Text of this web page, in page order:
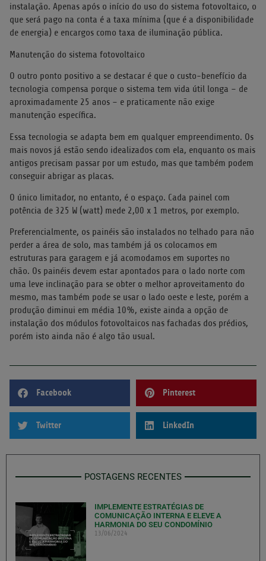
instalação. Apenas após o início do uso do sistema fotovoltaico, o
que será pago na conta é a taxa mínima (que é a disponibilidade
de energia) e encargos como taxa de iluminação pública.
Manutenção do sistema fotovoltaico
O outro ponto positivo a se destacar é que o custo-benefício da
tecnologia compensa porque o sistema tem vida útil longa – de
aproximadamente 25 anos – e praticamente não exige
manutenção específica.
Essa tecnologia se adapta bem em qualquer empreendimento. Os
mais novos já estão sendo idealizados com ela, enquanto os mais
antigos precisam passar por um estudo, mas que também podem
conseguir abrigar as placas.
O único limitador, no entanto, é o espaço. Cada painel com
potência de 325 W (watt) mede 2,00 x 1 metros, por exemplo.
Preferencialmente, os painéis são instalados no telhado para não
perder a área de solo, mas também já os colocamos em
estruturas para garagem e já acomodamos em suportes no
chão. Os painéis devem estar apontados para o lado norte com
uma leve inclinação para se obter o melhor aproveitamento do
mesmo, mas também pode se usar o lado oeste e leste, porém a
produção diminui em média 10%, existe ainda a opção de
instalação dos módulos fotovoltaicos nas fachadas dos prédios,
porém isto ainda não é algo tão usual.
Facebook Pinterest
Twitter LinkedIn
POSTAGENS RECENTES
IMPLEMENTE ESTRATÉGIAS DE
COMUNICAÇÃO INTERNA E ELEVE A
HARMONIA DO SEU CONDOMÍNIO
13/06/2024